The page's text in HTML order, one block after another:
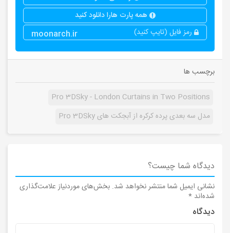
همه پارت هارا دانلود کنید
رمز فایل (تایپ کنید)
moonarch.ir
برچسب ها
Pro 3DSky - London Curtains in Two Positions
مدل سه بعدی پرده کرکره از آبجکت های Pro 3DSky
دیدگاه شما چیست؟
نشانی ایمیل شما منتشر نخواهد شد. بخش‌های موردنیاز علامت‌گذاری
شده‌اند *
دیدگاه